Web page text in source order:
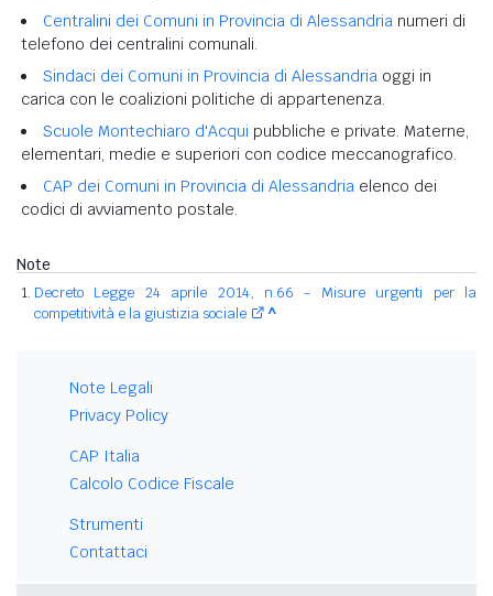
Centralini dei Comuni in Provincia di Alessandria numeri di
telefono dei centralini comunali.
Sindaci dei Comuni in Provincia di Alessandria oggi in
carica con le coalizioni politiche di appartenenza.
Scuole Montechiaro d'Acqui pubbliche e private. Materne,
elementari, medie e superiori con codice meccanografico.
CAP dei Comuni in Provincia di Alessandria elenco dei
codici di avviamento postale.
Note
Decreto Legge 24 aprile 2014, n.66 - Misure urgenti per la
competitività e la giustizia sociale
^
Note Legali
Privacy Policy
CAP Italia
Calcolo Codice Fiscale
Strumenti
Contattaci